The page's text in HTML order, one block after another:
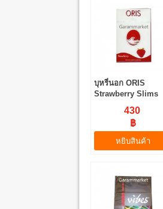
บุหรี่นอก ORIS
Strawberry Slims
430
฿
หยิบสินค้า